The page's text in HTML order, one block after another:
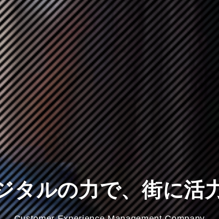
タルの力で、街に活